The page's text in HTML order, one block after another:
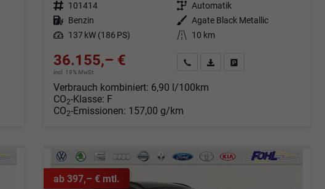
Fahrzeugnr. 101414 Getriebe Automatik
Kraftstoff Benzin Außenfarbe Agate Black Metallic
Leistung 137 kW (186 PS) Kilometerstand 10 km
36.155,– €
incl. 19% MwSt.
Angebot anfordern
Fahrzeugexpose (PDF)
Fahrzeug parken
Verbrauch kombiniert: 6,90 l/100km
CO2-Klasse: F
CO2-Emissionen: 157,00 g/km
ab 397,– € mtl.